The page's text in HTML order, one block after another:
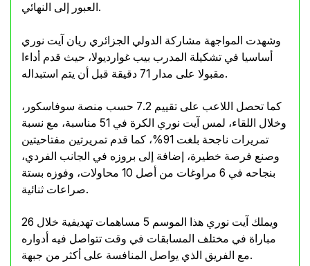
العبور إلى النهائي.
وشهدت المواجهة مشاركة الدولي الجزائري ريان آيت نوري
أساسيا في تشكيلة المدرب بيب غوارديولا، حيث قدم أداءا
مقبولا على مدار 71 دقيقة قبل أن يتم استبداله.
كما تحصل اللاعب على تقييم 7.2 حسب منصة سوفاسكور،
وخلال اللقاء، لمس آيت نوري الكرة في 51 مناسبة، مع نسبة
تمريرات ناجحة بلغت 91%، كما قدم تمريرتين مفتاحيتين
وصنع فرصة خطيرة، إضافة إلى بروزه في الجانب الفردي،
بنجاحه في 6 مراوغات من أصل 10 محاولات، وفوزه بستة
صراعات ثنائية.
ويملك آيت نوري هذا الموسم 5 مساهمات تهديفية خلال 26
مباراة في مختلف المسابقات في وقت تتواصل فيه أدواره
مع الفريق الذي يواصل المنافسة على أكثر من جبهة.